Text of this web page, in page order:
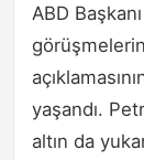
ABD
yaşandı.
altın da